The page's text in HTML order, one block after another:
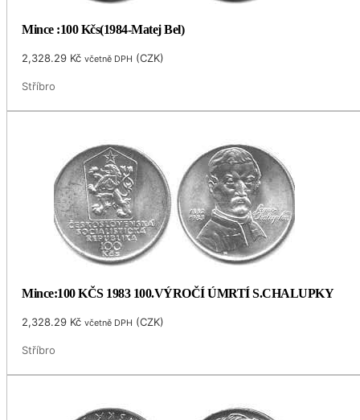
Mince :100 Kčs(1984-Matej Bel)
2,328.29 Kč včetně DPH (CZK)
Stříbro
Mince:100 KČS 1983 100.VÝROČÍ ÚMRTÍ S.CHALUPKY
2,328.29 Kč včetně DPH (CZK)
Stříbro